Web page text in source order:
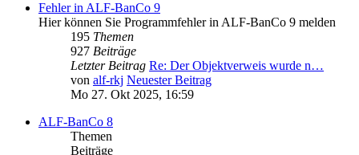
Fehler in ALF-BanCo 9
Hier können Sie Programmfehler in ALF-BanCo 9 melden
195 Themen
927 Beiträge
Letzter Beitrag Re: Der Objektverweis wurde n…
von alf-rkj Neuester Beitrag
Mo 27. Okt 2025, 16:59
ALF-BanCo 8
Themen
Beiträge